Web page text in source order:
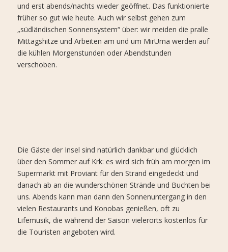
und erst abends/nachts wieder geöffnet. Das funktionierte
früher so gut wie heute. Auch wir selbst gehen zum
„südländischen Sonnensystem“ über: wir meiden die pralle
Mittagshitze und Arbeiten am und um MirUma werden auf
die kühlen Morgenstunden oder Abendstunden
verschoben.
Die Gäste der Insel sind natürlich dankbar und glücklich
über den Sommer auf Krk: es wird sich früh am morgen im
Supermarkt mit Proviant für den Strand eingedeckt und
danach ab an die wunderschönen Strände und Buchten bei
uns. Abends kann man dann den Sonnenuntergang in den
vielen Restaurants und Konobas genießen, oft zu
Lifemusik, die während der Saison vielerorts kostenlos für
die Touristen angeboten wird.